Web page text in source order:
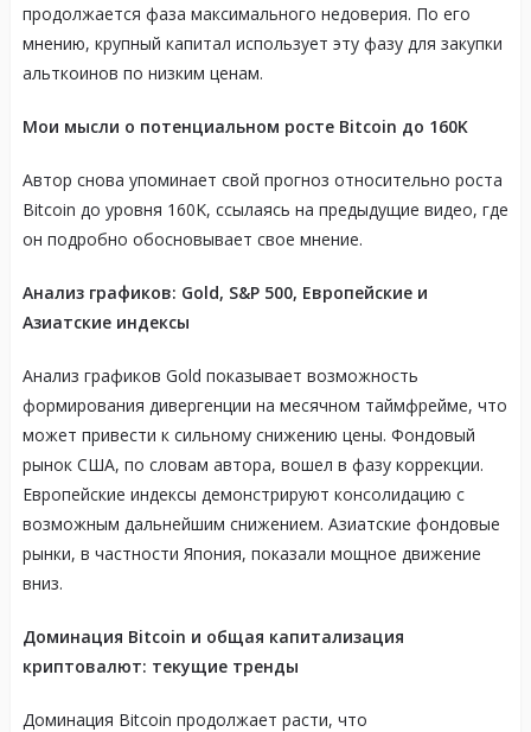
продолжается фаза максимального недоверия. По его
мнению, крупный капитал использует эту фазу для закупки
альткоинов по низким ценам.
Мои мысли о потенциальном росте Bitcoin до 160K
Автор снова упоминает свой прогноз относительно роста
Bitcoin до уровня 160K, ссылаясь на предыдущие видео, где
он подробно обосновывает свое мнение.
Анализ графиков: Gold, S&P 500, Европейские и
Азиатские индексы
Анализ графиков Gold показывает возможность
формирования дивергенции на месячном таймфрейме, что
может привести к сильному снижению цены. Фондовый
рынок США, по словам автора, вошел в фазу коррекции.
Европейские индексы демонстрируют консолидацию с
возможным дальнейшим снижением. Азиатские фондовые
рынки, в частности Япония, показали мощное движение
вниз.
Доминация Bitcoin и общая капитализация
криптовалют: текущие тренды
Доминация Bitcoin продолжает расти, что